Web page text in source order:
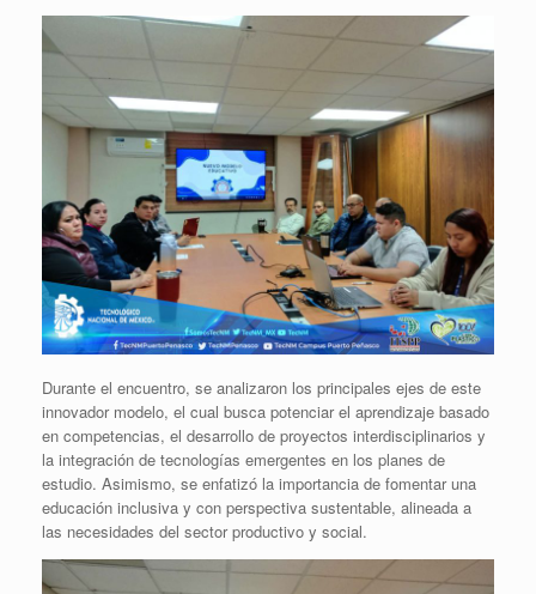
Durante el encuentro, se analizaron los principales ejes de este
innovador modelo, el cual busca potenciar el aprendizaje basado
en competencias, el desarrollo de proyectos interdisciplinarios y
la integración de tecnologías emergentes en los planes de
estudio. Asimismo, se enfatizó la importancia de fomentar una
educación inclusiva y con perspectiva sustentable, alineada a
las necesidades del sector productivo y social.